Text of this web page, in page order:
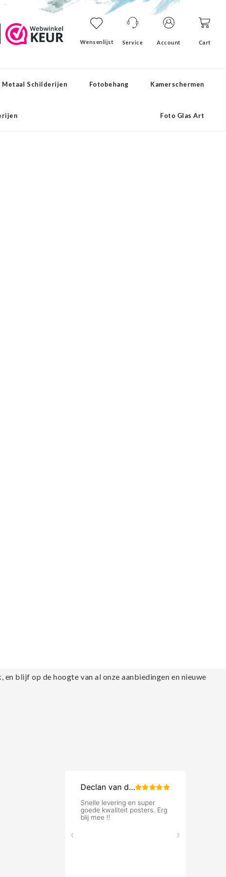
Wensenlijst Service Account Cart
Metaal Schilderijen Fotobehang Kamerschermen
Foto Glas Art
en blijf op de hoogte van al onze aanbiedingen en nieuwe